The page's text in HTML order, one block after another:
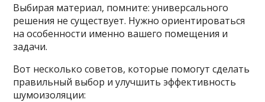
Выбирая материал, помните: универсального
решения не существует. Нужно ориентироваться
на особенности именно вашего помещения и
задачи.
Вот несколько советов, которые помогут сделать
правильный выбор и улучшить эффективность
шумоизоляции: